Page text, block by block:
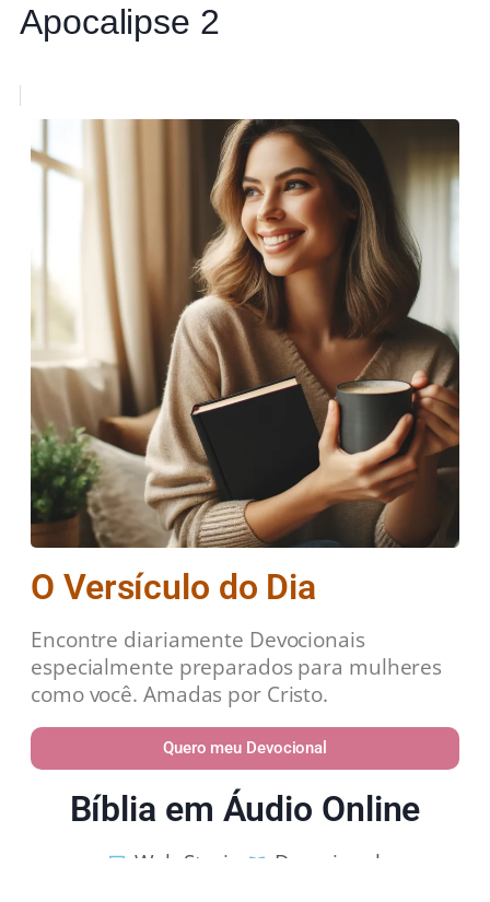
Apocalipse 2
O Versículo do Dia
Encontre diariamente Devocionais
especialmente preparados para mulheres
como você. Amadas por Cristo.
Quero meu Devocional
Bíblia em Áudio Online
Web Stories
Devocional